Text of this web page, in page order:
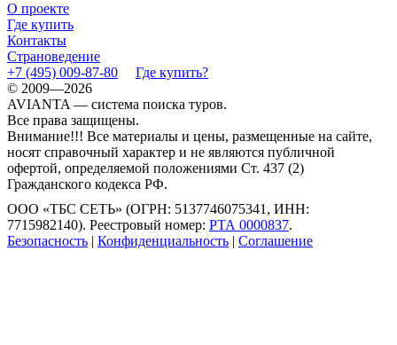
О проекте
Где купить
Контакты
Страноведение
+7 (495) 009-87-80
Где купить?
© 2009—2026
AVIANTA — система поиска туров.
Все права защищены.
Внимание!!! Все материалы и цены, размещенные на сайте,
носят справочный характер и не являются публичной
офертой, определяемой положениями Ст. 437 (2)
Гражданского кодекса РФ.
ООО «ТБС СЕТЬ» (ОГРН: 5137746075341, ИНН:
7715982140). Реестровый номер: РТА 0000837.
Безопасность | Конфиденциальность | Соглашение